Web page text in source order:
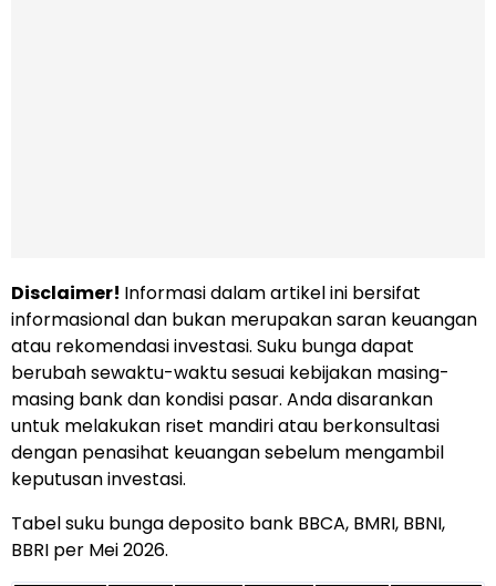
Disclaimer! Informasi dalam artikel ini bersifat
informasional dan bukan merupakan saran keuangan
atau rekomendasi investasi. Suku bunga dapat
berubah sewaktu-waktu sesuai kebijakan masing-
masing bank dan kondisi pasar. Anda disarankan
untuk melakukan riset mandiri atau berkonsultasi
dengan penasihat keuangan sebelum mengambil
keputusan investasi.
Tabel suku bunga deposito bank BBCA, BMRI, BBNI,
BBRI per Mei 2026.